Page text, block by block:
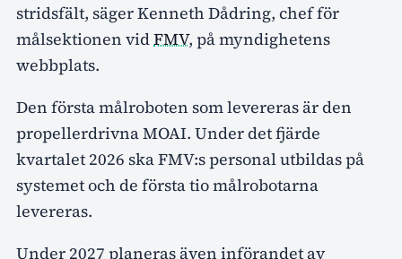
stridsfält, säger Kenneth Dådring, chef för
målsektionen vidFMV, på myndighetens
webbplats.
Den första målroboten som levereras är den
propellerdrivna MOAI. Under det fjärde
kvartalet 2026 ska FMV:s personal utbildas på
systemet och de första tio målrobotarna
levereras.
Under 2027 planeras även införandet av